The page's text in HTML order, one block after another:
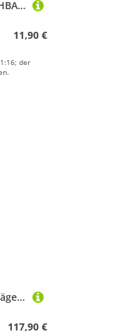
VICTOR Squashball SQUASHBALL double-yellow, Squashschläger Schläger Racket
11,90 €
der
Oliver Apex 5.0 Squashschläger Baptiste Masotti
117,90 €